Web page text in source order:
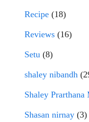
Recipe (18)
Reviews (16)
Setu (8)
shaley nibandh
Shaley Prarthana
Shasan nirnay (3)